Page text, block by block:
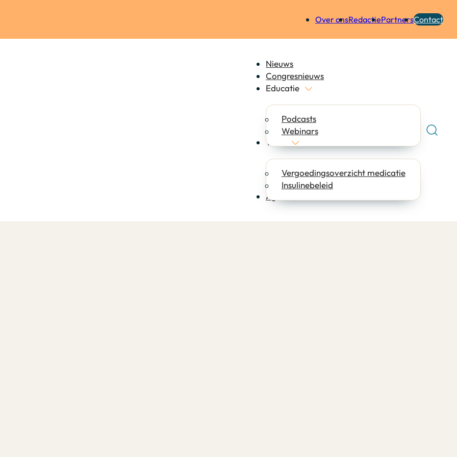
Over onsRedactiePartnersContact
Nieuws
Congresnieuws
Educatie
Podcasts
Webinars
Tools
Vergoedingsoverzicht medicatie
Insulinebeleid
Agenda